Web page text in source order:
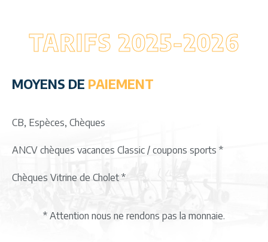
TARIFS 2025-2026
MOYENS DE PAIEMENT
CB, Espèces, Chèques
ANCV chèques vacances Classic / coupons sports *
Chèques Vitrine de Cholet *
* Attention nous ne rendons pas la monnaie.